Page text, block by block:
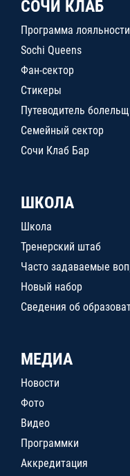
СОЧИ КЛАБ
Программа лояльности
Sochi Queens
Фан-сектор
Стикеры
Путеводитель
Семейный сектор
Сочи Клаб Бар
ШКОЛА
Школа
Тренерский штаб
Часто задаваемые
Новый набор
Сведения об
МЕДИА
Новости
Фото
Видео
Программки
Аккредитация